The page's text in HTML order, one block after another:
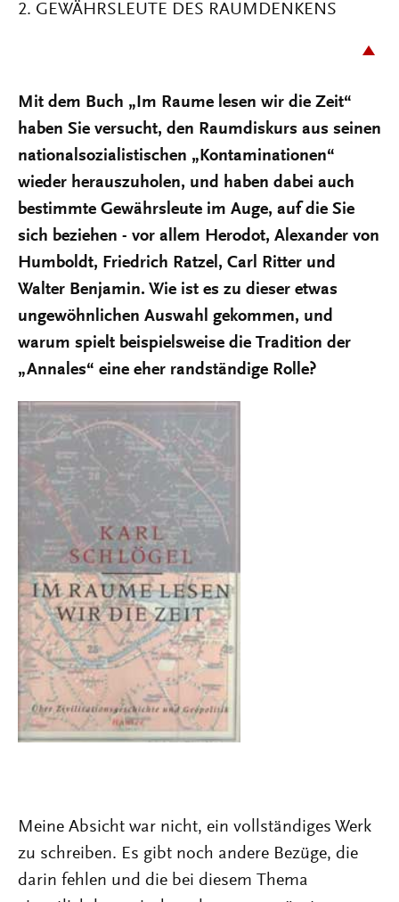
2. GEWÄHRSLEUTE DES RAUMDENKENS
Mit dem Buch „Im Raume lesen wir die Zeit“
haben Sie versucht, den Raumdiskurs aus seinen
nationalsozialistischen „Kontaminationen“
wieder herauszuholen, und haben dabei auch
bestimmte Gewährsleute im Auge, auf die Sie
sich beziehen - vor allem Herodot, Alexander von
Humboldt, Friedrich Ratzel, Carl Ritter und
Walter Benjamin. Wie ist es zu dieser etwas
ungewöhnlichen Auswahl gekommen, und
warum spielt beispielsweise die Tradition der
„Annales“ eine eher randständige Rolle?
Meine Absicht war nicht, ein vollständiges Werk
zu schreiben. Es gibt noch andere Bezüge, die
darin fehlen und die bei diesem Thema